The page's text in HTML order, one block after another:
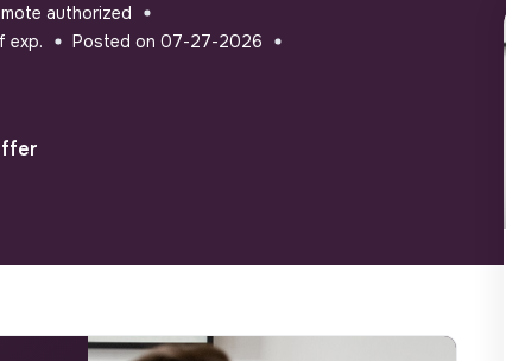
authorized
exp.
Posted on 07-27-2026